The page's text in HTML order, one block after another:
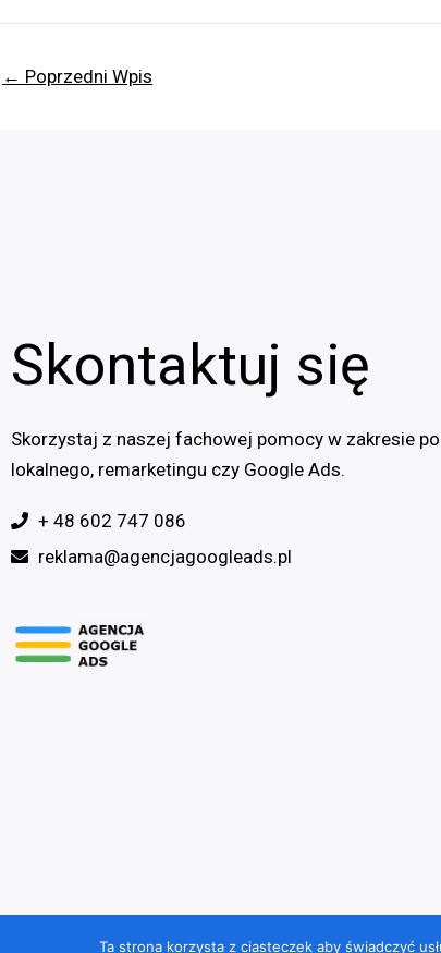
← Poprzedni Wpis
Skontaktuj się
Skorzystaj z naszej fachowej pomocy w zakresie
lokalnego, remarketingu czy Google Ads.
+ 48 602 747 086
reklama@agencjagoogleads.pl
Wszelkie prawa zastrzeżone © 2023 - AgencjaGoogleAds.pl
Ta strona korzysta z ciasteczek aby świadczyć